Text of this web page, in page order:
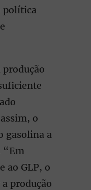
política
produção
o
gasolina a
“Em
ao GLP, o
produção